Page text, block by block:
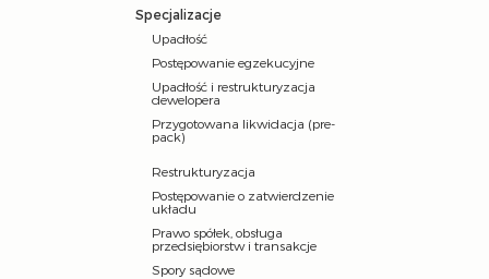
Specjalizacje
Upadłość
Postępowanie egzekucyjne
Upadłość i restrukturyzacja
dewelopera
Przygotowana likwidacja (pre-
pack)
Restrukturyzacja
Postępowanie o zatwierdzenie
układu
Prawo spółek, obsługa
przedsiębiorstw i transakcje
Spory sądowe